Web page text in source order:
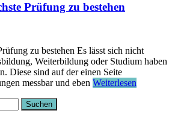
Prüfung zu bestehen
zu bestehen Es lässt sich nicht
Weiterbildung oder Studium haben
Diese sind auf der einen Seite
messbar und eben Weiterlesen